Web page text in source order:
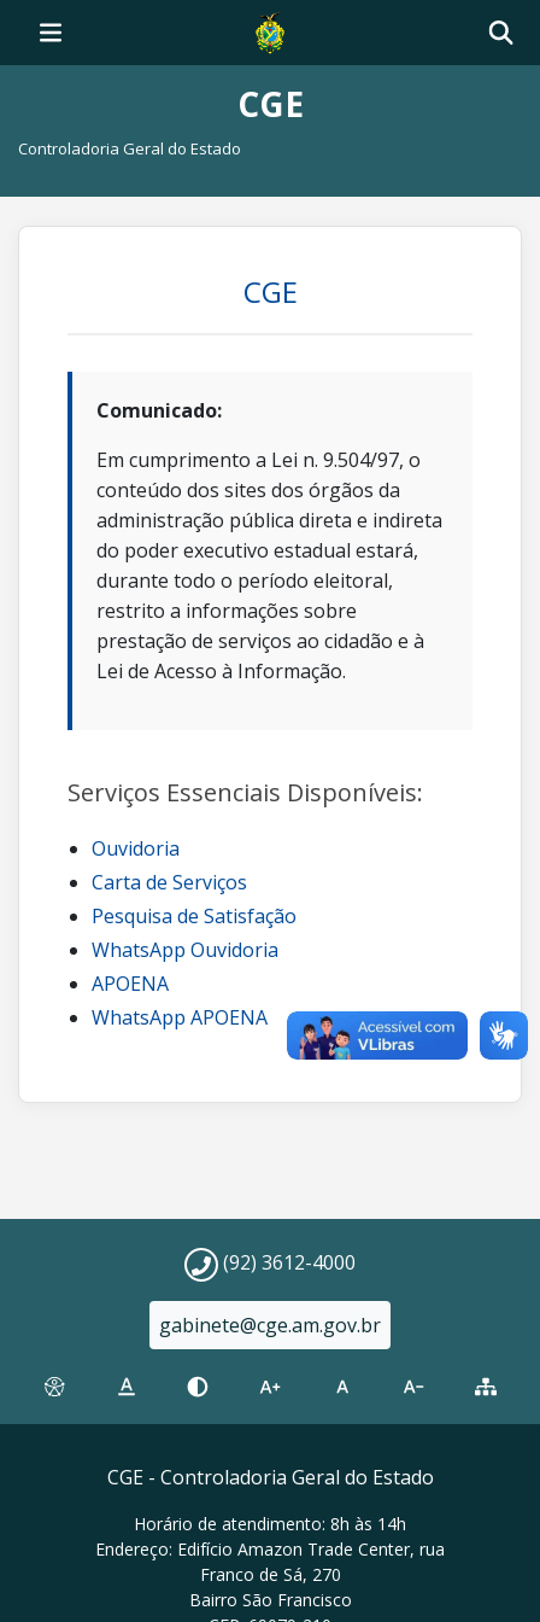
CGE
Controladoria Geral do Estado
CGE
Comunicado:
Em cumprimento a Lei n. 9.504/97, o
conteúdo dos sites dos órgãos da
administração pública direta e indireta
do poder executivo estadual estará,
durante todo o período eleitoral,
restrito a informações sobre
prestação de serviços ao cidadão e à
Lei de Acesso à Informação.
Serviços Essenciais Disponíveis:
Ouvidoria
Carta de Serviços
Pesquisa de Satisfação
WhatsApp Ouvidoria
APOENA
WhatsApp APOENA
(92) 3612-4000
gabinete@cge.am.gov.br
CGE - Controladoria Geral do Estado
Horário de atendimento: 8h às 14h
Endereço: Edifício Amazon Trade Center, rua
Franco de Sá, 270
Bairro São Francisco